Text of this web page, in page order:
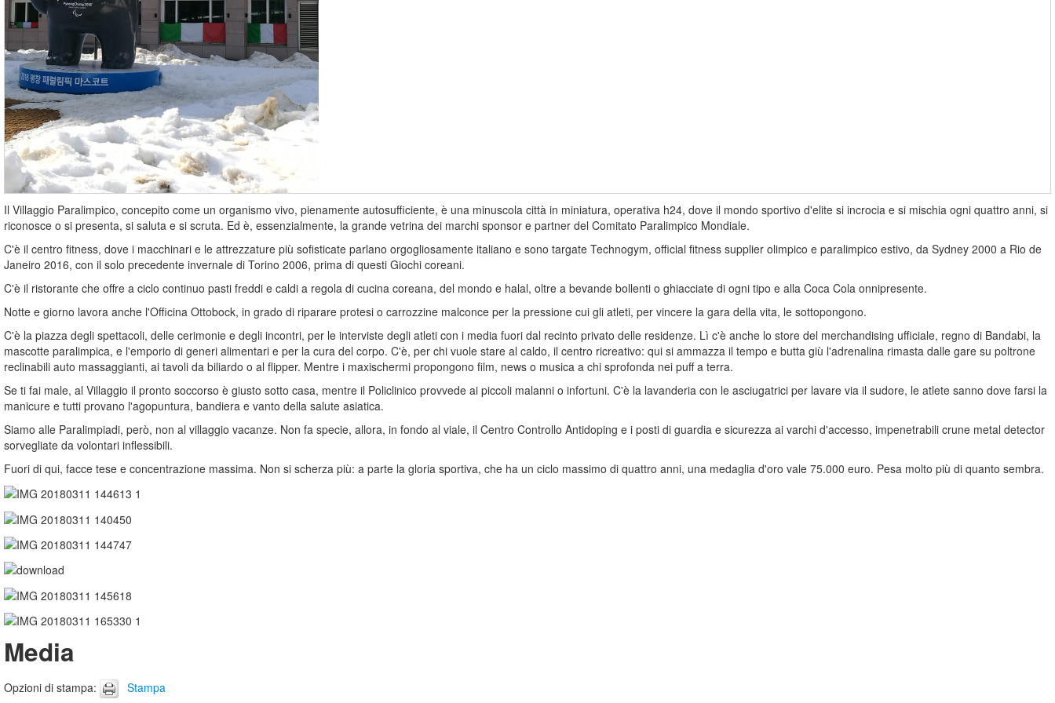
Il Villaggio Paralimpico, concepito come un organismo vivo, pienamente autosufficiente, è una minuscola città in miniatura, operativa h24, dove il mondo sportivo d'elite si incrocia e si mischia ogni quattro anni, si
riconosce o si presenta, si saluta e si scruta. Ed è, essenzialmente, la grande vetrina dei marchi sponsor e partner del Comitato Paralimpico Mondiale.
C'è il centro fitness, dove i macchinari e le attrezzature più sofisticate parlano orgogliosamente italiano e sono targate Technogym, official fitness supplier olimpico e paralimpico estivo, da Sydney 2000 a Rio de
Janeiro 2016, con il solo precedente invernale di Torino 2006, prima di questi Giochi coreani.
C'è il ristorante che offre a ciclo continuo pasti freddi e caldi a regola di cucina coreana, del mondo e halal, oltre a bevande bollenti o ghiacciate di ogni tipo e alla Coca Cola onnipresente.
Notte e giorno lavora anche l'Officina Ottobock, in grado di riparare protesi o carrozzine malconce per la pressione cui gli atleti, per vincere la gara della vita, le sottopongono.
C'è la piazza degli spettacoli, delle cerimonie e degli incontri, per le interviste degli atleti con i media fuori dal recinto privato delle residenze. Lì c'è anche lo store del merchandising ufficiale, regno di Bandabi, la
mascotte paralimpica, e l'emporio di generi alimentari e per la cura del corpo. C'è, per chi vuole stare al caldo, il centro ricreativo: qui si ammazza il tempo e butta giù l'adrenalina rimasta dalle gare su poltrone
reclinabili auto massaggianti, ai tavoli da biliardo o al flipper. Mentre i maxischermi propongono film, news o musica a chi sprofonda nei puff a terra.
Se ti fai male, al Villaggio il pronto soccorso è giusto sotto casa, mentre il Policlinico provvede ai piccoli malanni o infortuni. C'è la lavanderia con le asciugatrici per lavare via il sudore, le atlete sanno dove farsi la
manicure e tutti provano l'agopuntura, bandiera e vanto della salute asiatica.
Siamo alle Paralimpiadi, però, non al villaggio vacanze. Non fa specie, allora, in fondo al viale, il Centro Controllo Antidoping e i posti di guardia e sicurezza ai varchi d'accesso, impenetrabili crune metal detector
sorvegliate da volontari inflessibili.
Fuori di qui, facce tese e concentrazione massima. Non si scherza più: a parte la gloria sportiva, che ha un ciclo massimo di quattro anni, una medaglia d'oro vale 75.000 euro. Pesa molto più di quanto sembra.
Media
Opzioni di stampa: Stampa